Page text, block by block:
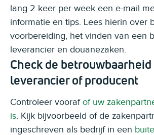
lang 2 keer per week een e-mail
informatie en tips. Lees hierin over
voorbereiding, het vinden van een
leverancier en douanezaken.
Check de betrouwbaarheid
leverancier of producent
Controleer vooraf of uw
is. Kijk bijvoorbeeld of de
ingeschreven als bedrijf in een